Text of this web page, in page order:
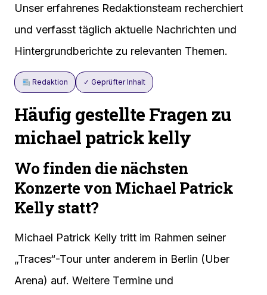
Unser erfahrenes Redaktionsteam recherchiert
und verfasst täglich aktuelle Nachrichten und
Hintergrundberichte zu relevanten Themen.
Redaktion ✓ Geprüfter Inhalt
Häufig gestellte Fragen zu
michael patrick kelly
Wo finden die nächsten
Konzerte von Michael Patrick
Kelly statt?
Michael Patrick Kelly tritt im Rahmen seiner
„Traces“-Tour unter anderem in Berlin (Uber
Arena) auf. Weitere Termine und